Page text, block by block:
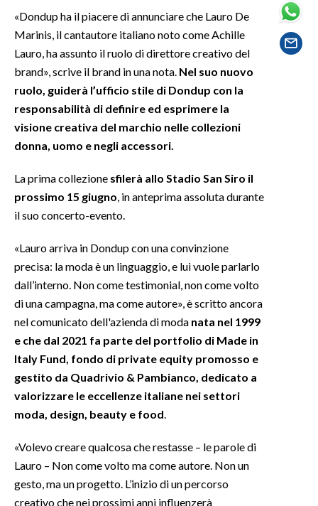
GOSSIP
SALUTE
SARDEGNA TURISMO
SARDI NEL MONDO
NOTIZIE
#CARAUNIONE
INSULARITÀ
INFO AZIENDE
ABBONATI
NECROLOGI
PUBBLICITÀ
SPIAGGE
«Dondup ha il piacere di annunciare che Lauro De
Marinis, il cantautore italiano noto come Achille
Lauro, ha assunto il ruolo di direttore creativo del
brand», scrive il brand in una nota. Nel suo nuovo
ruolo, guiderà l’ufficio stile di Dondup con la
responsabilità di definire ed esprimere la
visione creativa del marchio nelle collezioni
donna, uomo e negli accessori.
La prima collezione sfilerà allo Stadio San Siro il
prossimo 15 giugno , in anteprima assoluta durante
il suo concerto-evento.
«Lauro arriva in Dondup con una convinzione
precisa: la moda è un linguaggio, e lui vuole parlarlo
dall’interno. Non come testimonial, non come volto
di una campagna, ma come autore», è scritto ancora
nel comunicato dell'azienda di moda nata nel 1999
e che dal 2021 fa parte del portfolio di Made in
Italy Fund, fondo di private equity promosso e
gestito da Quadrivio & Pambianco, dedicato a
valorizzare le eccellenze italiane nei settori
moda, design, beauty e food
«Volevo creare qualcosa che restasse – le parole di
Lauro – Non come volto ma come autore. Non un
gesto, ma un progetto. L’inizio di un percorso
creativo che nei prossimi anni influenzerà